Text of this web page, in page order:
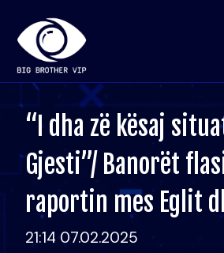
“I dha zë kësaj
Gjesti”/ Banorët
raportin mes Eglit
21:14 07.02.2025